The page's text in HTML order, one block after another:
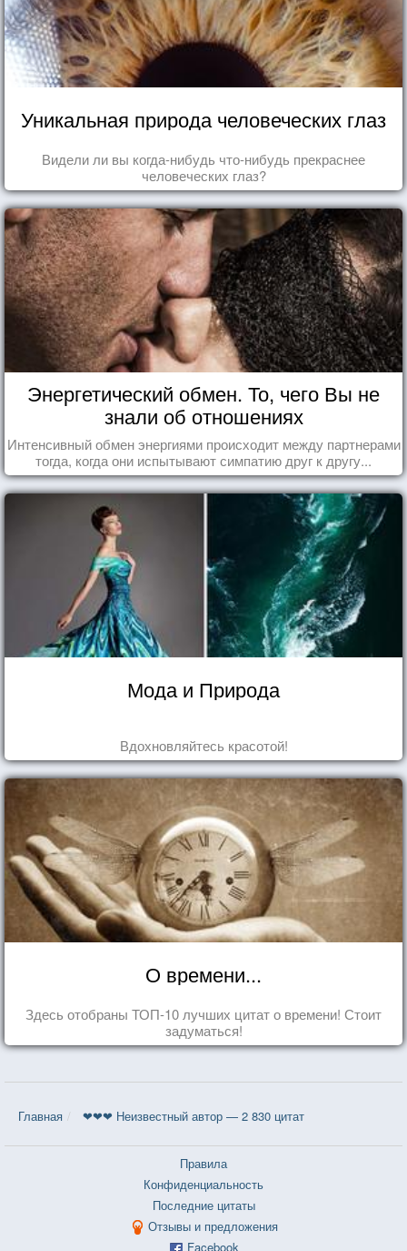
Уникальная природа человеческих глаз
Видели ли вы когда-нибудь что-нибудь прекраснее
человеческих глаз?
Энергетический обмен. То, чего Вы не
знали об отношениях
Интенсивный обмен энергиями происходит между партнерами
тогда, когда они испытывают симпатию друг к другу...
Мода и Природа
Вдохновляйтесь красотой!
О времени...
Здесь отобраны ТОП-10 лучших цитат о времени! Стоит
задуматься!
Главная ❤❤❤ Неизвестный автор — 2 830 цитат
Правила
Конфиденциальность
Последние цитаты
Отзывы и предложения
Facebook